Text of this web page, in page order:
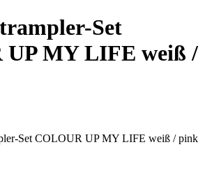
Set
UP MY LIFE weiß /
Set COLOUR UP MY LIFE weiß / pink